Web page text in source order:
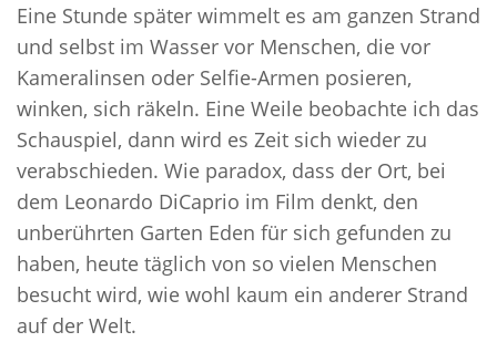
Eine Stunde später wimmelt es am ganzen Strand
und selbst im Wasser vor Menschen, die vor
Kameralinsen oder Selfie-Armen posieren,
winken, sich räkeln. Eine Weile beobachte ich das
Schauspiel, dann wird es Zeit sich wieder zu
verabschieden. Wie paradox, dass der Ort, bei
dem Leonardo DiCaprio im Film denkt, den
unberührten Garten Eden für sich gefunden zu
haben, heute täglich von so vielen Menschen
besucht wird, wie wohl kaum ein anderer Strand
auf der Welt.